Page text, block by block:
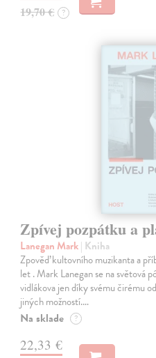
19,70 € ?
Zpívej pozpátku a
Lanegan Mark| Kniha
Zpověď kultovního muzikanta a
let . Mark Lanegan se na světová
vidlákova jen díky svému čirému
jiných možností.…
Na sklade ?
22,33 €